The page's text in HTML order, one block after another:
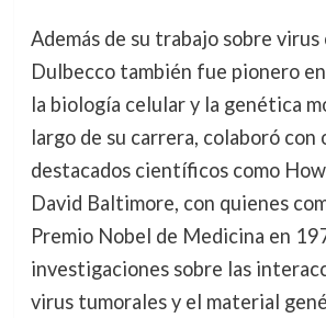
Además de su trabajo sobre virus
Dulbecco también fue pionero
la biología celular y la genética
largo de su carrera, colaboró con
destacados científicos como
David Baltimore, con quienes
Premio Nobel de Medicina en
investigaciones sobre las
virus tumorales y el material